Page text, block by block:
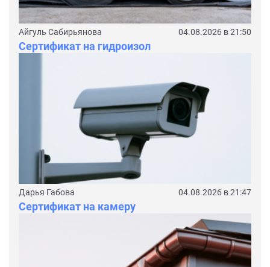
Айгуль Сабирьянова 04.08.2026 в 21:50
Сертификат на гидроизол
Дарья Габова 04.08.2026 в 21:47
Сертификат на камеру